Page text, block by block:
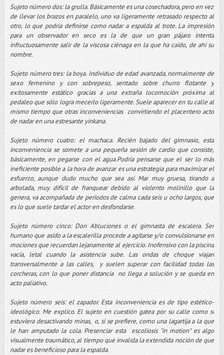
Sujeto número dos: la grulla. Básicamente es una cosechadora, pero en vez
de llevar los brazos en paralelo, uno va ligeramente retrasado respecto al
otro, lo que podría definirse como nadar a espalda al trote. La impresión
para un observador en seco es la de que un gran pájaro intenta
infructuosamente salir de la viscosa ciénaga en la que ha caído, de ahí su
nombre.
Sujeto número tres: la boya. Individuo de edad avanzada, normalmente de
sexo femenino y con sobrepeso, sentado sobre churro flotante y
exitosamente estático gracias a una extraña locomoción próxima al
pedaleo que sólo logra mecerlo ligeramente. Suele aparecer en tu calle al
mismo tiempo que otras inconveniencias convirtiendo el placentero acto
de nadar en una estresante yinkana.
Sujeto número cuatro: el machaca. Recién bajado del gimnasio, esta
inconveniencia se somete a una pequeña sesión de cardio que consiste,
básicamente, en pegarse con el agua.Podría pensarse que el ser lo más
ineficiente posible a la hora de avanzar es una estrategia para maximizar el
esfuerzo, aunque dudo mucho que sea así. Mar muy gruesa, tirando a
arbolada, muy difícil de franquear debido al violento molinillo que la
genera, va acompañada de periodos de calma cada seis u ocho largos, que
es lo que suele tardar el actor en desfondarse.
Sujeto número cinco: Don Abluciones o el gimnasta de escalera. Ser
humano que asido a la escalerilla procede a agitarse y/o convulsionarse en
mociones que recuerdan lejanamente al ejercicio. Inofensivo con la piscina
vacía, letal cuando la asistencia sube. Las ondas de choque viajan
transversalmente a las calles, y suelen superar con facilidad todas las
corcheras, con lo que poner distancia no llega a solución y se queda en
acto paliativo.
Sujeto número seis: el zapador. Esta inconveniencia es de tipo estético-
ideológico. Me explico. El sujeto en cuestión gatea por su calle como si
estuviera desactivando minas, o, si se prefiere, como una lagartija a la que
le han amputado la cola. Presenciar esta escoliosis "in motion" es algo
visualmente traumático, al tiempo que invalida la extendida noción de que
nadar es beneficioso para la espalda.